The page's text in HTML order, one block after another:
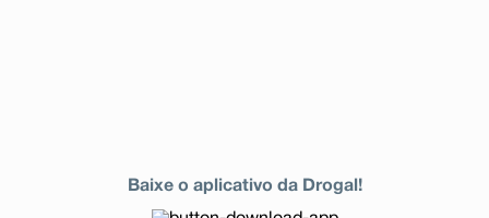
Baixe o aplicativo da Drogal!